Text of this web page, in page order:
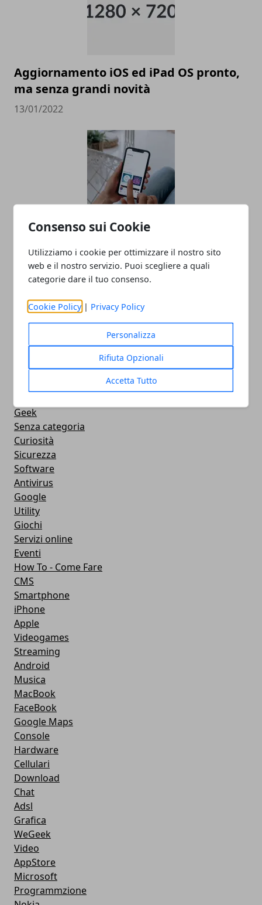
Consenso sui Cookie
Utilizziamo i cookie per ottimizzare il nostro sito
web e il nostro servizio. Puoi scegliere a quali
categorie dare il tuo consenso.
Cookie Policy | Privacy Policy
Personalizza
Rifiuta Opzionali
Accetta Tutto
Aggiornamento iOS ed iPad OS pronto,
ma senza grandi novità
13/01/2022
Shazam offre Apple Music: fino a 5 mesi
gratis
23/12/2021
Guide
Geek
Senza categoria
Curiosità
Sicurezza
Software
Antivirus
Google
Utility
Giochi
Servizi online
Eventi
How To - Come Fare
CMS
Smartphone
iPhone
Apple
Videogames
Streaming
Android
Musica
MacBook
FaceBook
Google Maps
Console
Hardware
Cellulari
Download
Chat
Adsl
Grafica
WeGeek
Video
AppStore
Microsoft
Programmzione